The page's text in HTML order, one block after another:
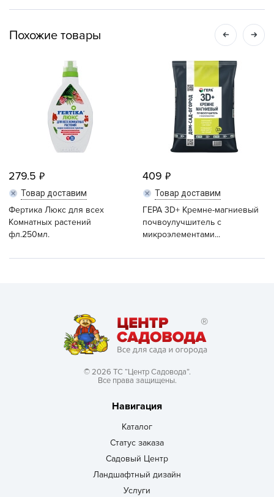
Похожие товары
279.5
Товар доставим
Фертика Люкс для всех
Комнатных растений
фл.250мл.
409
Товар доставим
ГЕРА 3D+ Кремне-магниевый
почвоулучшитель с
микроэлементами...
© 2026 ТС “Центр Садовода”.
Все права защищены.
Навигация
Каталог
Статус заказа
Садовый Центр
Ландшафтный дизайн
Услуги